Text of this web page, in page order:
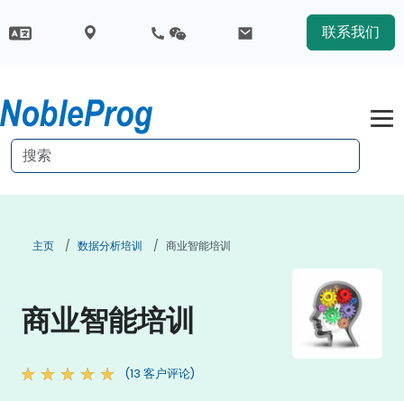
联系我们
主页 数据分析培训 商业智能培训
商业智能培训
(13 客户评论)